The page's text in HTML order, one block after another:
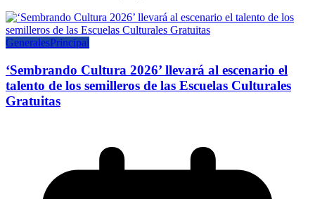
GeneralesPrincipal
‘Sembrando Cultura 2026’ llevará al escenario el
talento de los semilleros de las Escuelas Culturales
Gratuitas